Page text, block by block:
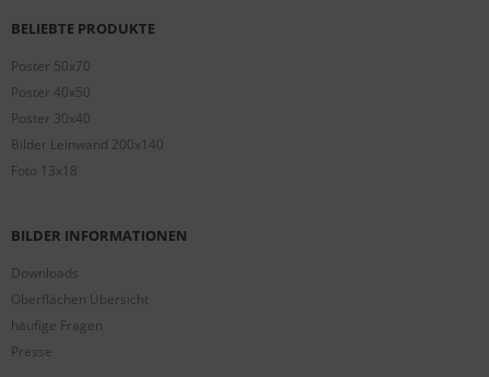
BELIEBTE PRODUKTE
Poster 50x70
Poster 40x50
Poster 30x40
Bilder Leinwand 200x140
Foto 13x18
BILDER INFORMATIONEN
Downloads
Oberflächen Übersicht
häufige Fragen
Presse